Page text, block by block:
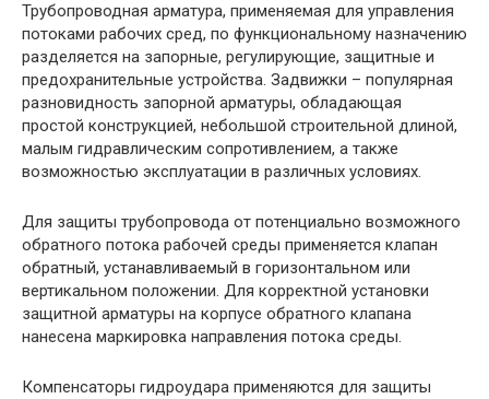
Трубопроводная арматура, применяемая для управления
потоками рабочих сред, по функциональному назначению
разделяется на запорные, регулирующие, защитные и
предохранительные устройства. Задвижки – популярная
разновидность запорной арматуры, обладающая
простой конструкцией, небольшой строительной длиной,
малым гидравлическим сопротивлением, а также
возможностью эксплуатации в различных условиях.
Для защиты трубопровода от потенциально возможного
обратного потока рабочей среды применяется клапан
обратный, устанавливаемый в горизонтальном или
вертикальном положении. Для корректной установки
защитной арматуры на корпусе обратного клапана
нанесена маркировка направления потока среды.
Компенсаторы гидроудара применяются для защиты